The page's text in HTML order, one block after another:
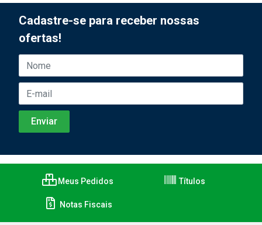
Cadastre-se para receber nossas
ofertas!
Meus Pedidos Títulos
Notas Fiscais